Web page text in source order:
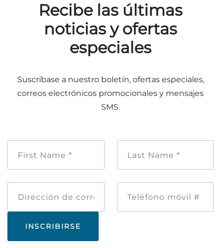
Recibe las últimas
noticias y ofertas
especiales
Suscríbase a nuestro boletín, ofertas especiales,
correos electrónicos promocionales y mensajes
SMS.
de
*
de
móvil